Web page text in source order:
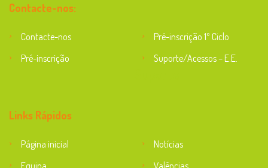
Contacte-nos:
Contacte-nos
Pré-inscrição 1º Ciclo
Pré-inscrição
Suporte/Acessos – E.E.
Links Rápidos
Página inicial
Notícias
Equipa
Valências